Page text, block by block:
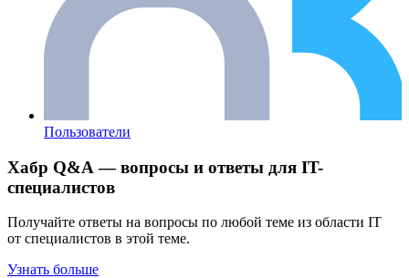
Пользователи
Хабр Q&A — вопросы и ответы для IT-
специалистов
Получайте ответы на вопросы по любой теме из области IT
от специалистов в этой теме.
Узнать больше